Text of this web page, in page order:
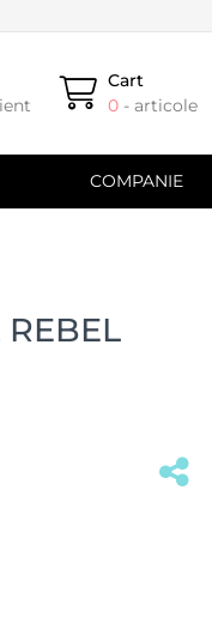
Cart
0 - articole
COMPANIE
REBEL